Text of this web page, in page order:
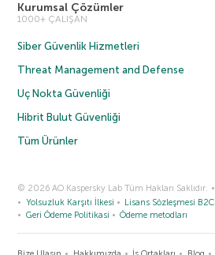
Kurumsal Çözümler
1000+ ÇALIŞAN
Siber Güvenlik Hizmetleri
Threat Management and Defense
Uç Nokta Güvenliği
Hibrit Bulut Güvenliği
Tüm Ürünler
© 2026 AO Kaspersky Lab Tüm Hakları Saklıdır.
Yolsuzluk Karşıtı İlkesi
Lisans Sözleşmesi B2C
Geri Ödeme Politikasi
Ödeme metodları